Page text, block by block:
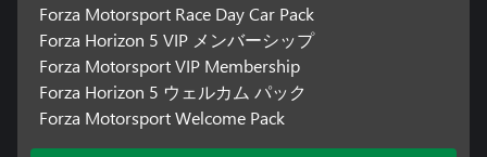
Forza Motorsport Race Day Car Pack
Forza Horizon 5 VIP メンバーシップ
Forza Motorsport VIP Membership
Forza Horizon 5 ウェルカム パック
Forza Motorsport Welcome Pack